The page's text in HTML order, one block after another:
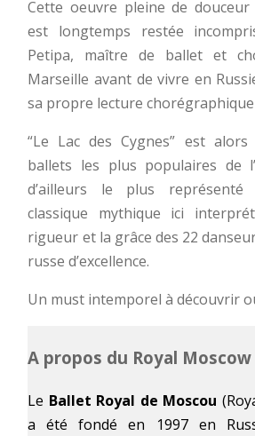
Cette oeuvre pleine de
est longtemps restée
Petipa, maître de ballet et
Marseille avant de vivre en
sa propre lecture chorégraphique
“Le Lac des Cygnes” est alors
ballets les plus populaires de
d’ailleurs le plus
classique mythique ici
rigueur et la grâce des 22
russe d’excellence.
Un must intemporel à découvrir
A propos du Royal
Le Ballet Royal de Moscou
a été fondé en 1997 en